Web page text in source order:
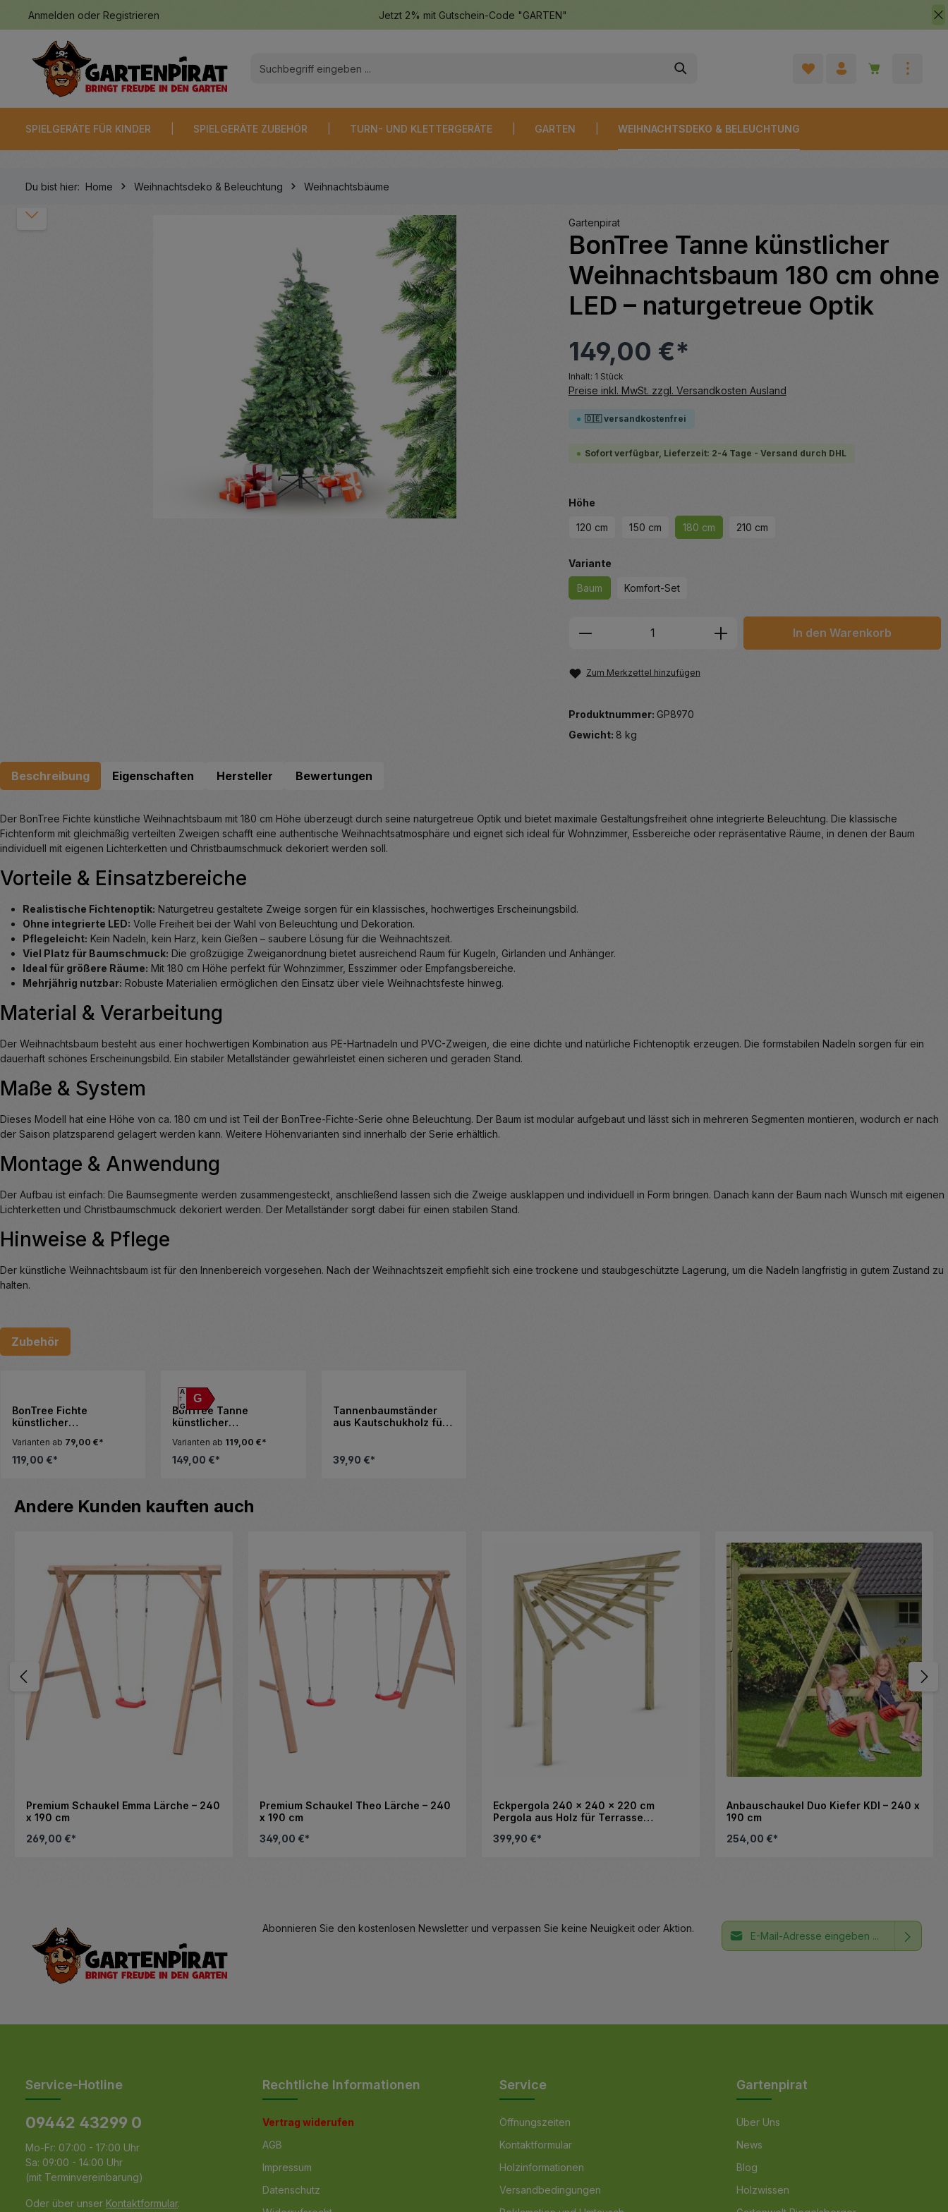
Zur Hauptnavigation springen
Anmelden oder Registrieren Jetzt 2% mit Gutschein-Code "GARTEN"
Warenkorb
SPIELGERÄTE FÜR KINDER SPIELGERÄTE ZUBEHÖR TURN- UND KLETTERGERÄTE GARTEN WEIHNACHTSDEKO & BELEUCHTUNG
Du bist hier: Home Weihnachtsdeko & Beleuchtung Weihnachtsbäume
Bildergalerie überspringen Gartenpirat
BonTree Tanne künstlicher
Weihnachtsbaum 180 cm ohne
LED – naturgetreue Optik
149,00 €*
Inhalt: 1 Stück
Preise inkl. MwSt. zzgl. Versandkosten Ausland
🇩🇪 versandkostenfrei
Sofort verfügbar, Lieferzeit: 2-4 Tage - Versand durch DHL
Höheauswählen
120 cm 150 cm 180 cm 210 cm
Varianteauswählen
Baum Komfort-Set
Produkt Anzahl: Gib den gewünschten Wert
In den Warenkorb
Zum Merkzettel hinzufügen
Produktnummer: GP8970
Gewicht: 8 kg
Beschreibung Eigenschaften Hersteller Bewertungen
Der BonTree Fichte künstliche Weihnachtsbaum mit 180 cm Höhe überzeugt durch seine naturgetreue Optik und bietet maximale Gestaltungsfreiheit ohne integrierte Beleuchtung. Die klassische
Fichtenform mit gleichmäßig verteilten Zweigen schafft eine authentische Weihnachtsatmosphäre und eignet sich ideal für Wohnzimmer, Essbereiche oder repräsentative Räume, in denen der Baum
individuell mit eigenen Lichterketten und Christbaumschmuck dekoriert werden soll.
Vorteile & Einsatzbereiche
Realistische Fichtenoptik: Naturgetreu gestaltete Zweige sorgen für ein klassisches, hochwertiges Erscheinungsbild.
Ohne integrierte LED: Volle Freiheit bei der Wahl von Beleuchtung und Dekoration.
Pflegeleicht: Kein Nadeln, kein Harz, kein Gießen – saubere Lösung für die Weihnachtszeit.
Viel Platz für Baumschmuck: Die großzügige Zweiganordnung bietet ausreichend Raum für Kugeln, Girlanden und Anhänger.
Ideal für größere Räume: Mit 180 cm Höhe perfekt für Wohnzimmer, Esszimmer oder Empfangsbereiche.
Mehrjährig nutzbar: Robuste Materialien ermöglichen den Einsatz über viele Weihnachtsfeste hinweg.
Material & Verarbeitung
Der Weihnachtsbaum besteht aus einer hochwertigen Kombination aus PE-Hartnadeln und PVC-Zweigen, die eine dichte und natürliche Fichtenoptik erzeugen. Die formstabilen Nadeln sorgen für ein
dauerhaft schönes Erscheinungsbild. Ein stabiler Metallständer gewährleistet einen sicheren und geraden Stand.
Maße & System
Dieses Modell hat eine Höhe von ca. 180 cm und ist Teil der BonTree-Fichte-Serie ohne Beleuchtung. Der Baum ist modular aufgebaut und lässt sich in mehreren Segmenten montieren, wodurch er nach
der Saison platzsparend gelagert werden kann. Weitere Höhenvarianten sind innerhalb der Serie erhältlich.
Montage & Anwendung
Der Aufbau ist einfach: Die Baumsegmente werden zusammengesteckt, anschließend lassen sich die Zweige ausklappen und individuell in Form bringen. Danach kann der Baum nach Wunsch mit eigenen
Lichterketten und Christbaumschmuck dekoriert werden. Der Metallständer sorgt dabei für einen stabilen Stand.
Hinweise & Pflege
Der künstliche Weihnachtsbaum ist für den Innenbereich vorgesehen. Nach der Weihnachtszeit empfiehlt sich eine trockene und staubgeschützte Lagerung, um die Nadeln langfristig in gutem Zustand zu
halten.
Zubehör
BonTree Fichte
künstlicher
cm Komfort-Set ohne
LED – naturgetreue
Varianten ab 79,00 €*
119,00 €*
G
A
G
BonTree Tanne
künstlicher
cm 90 LED Komfort-Set
warmweiß
Varianten ab 119,00 €*
149,00 €*
Tannenbaumständer
aus Kautschukholz für
39,90 €*
Produktgalerie überspringen
Andere Kunden kauften auch
Premium Schaukel Emma Lärche – 240
x 190 cm
269,00 €*
Premium Schaukel Theo Lärche – 240
x 190 cm
349,00 €*
Eckpergola 240 x 240 x 220 cm
Pergola aus Holz für Terrasse
399,90 €*
Anbauschaukel Duo Kiefer KDI – 240 x
190 cm
254,00 €*
Abonnieren Sie den kostenlosen Newsletter und verpassen Sie keine Neuigkeit oder Aktion. E-Mail-Adresse*
Service-Hotline
09442 43299 0
Mo-Fr: 07:00 - 17:00 Uhr
Sa: 09:00 - 14:00 Uhr
(mit Terminvereinbarung)
Oder über unser Kontaktformular.
Rechtliche Informationen
Vertrag widerufen
AGB
Impressum
Datenschutz
Service
Öffnungszeiten
Kontaktformular
Holzinformationen
Versandbedingungen
Gartenpirat
Über Uns
News
Blog
Holzwissen